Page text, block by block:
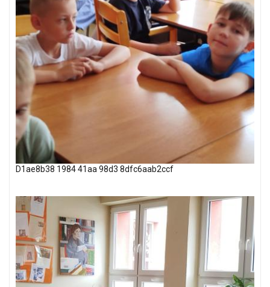
D1ae8b38 1984 41aa 98d3 8dfc6aab2ccf